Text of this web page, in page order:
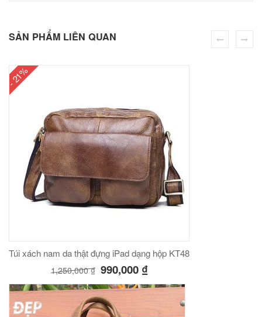
SẢN PHẨM LIÊN QUAN
- 21%
Túi xách nam da thật đựng iPad dạng hộp KT48
1,250,000₫ 990,000 ₫
₫
GIỎ
Túi đeo chéo nam công sở da bò sáp đựng tài liệu A4 KT57